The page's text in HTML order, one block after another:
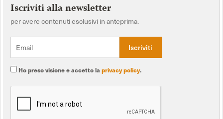
Iscriviti alla newsletter
per avere contenuti esclusivi in anteprima.
Ho preso visione e accetto la privacy policy.